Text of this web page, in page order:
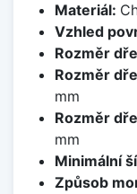
Materiál:
Vzhled
Rozměr
Rozměr
mm
Rozměr
mm
Minimální
Způsob